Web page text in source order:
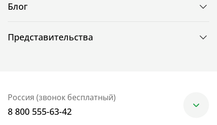
Блог
Представительства
Россия (звонок бесплатный)
8 800 555-63-42